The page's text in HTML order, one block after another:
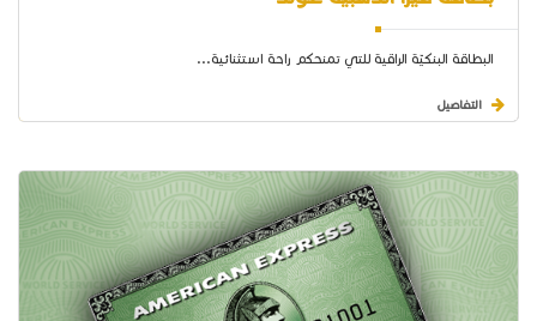
البطاقة البنكيّة الراقية للتي تمنحكم راحة استثنائية...
التفاصيل